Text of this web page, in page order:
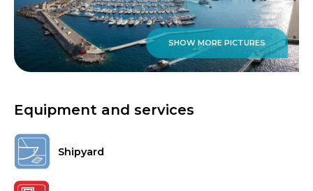
SHOW MORE PICTURES
Equipment and services
Shipyard